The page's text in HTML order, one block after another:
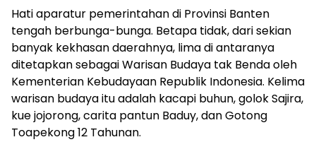
Hati aparatur pemerintahan di Provinsi Banten
tengah berbunga-bunga. Betapa tidak, dari sekian
banyak kekhasan daerahnya, lima di antaranya
ditetapkan sebagai Warisan Budaya tak Benda oleh
Kementerian Kebudayaan Republik Indonesia. Kelima
warisan budaya itu adalah kacapi buhun, golok Sajira,
kue jojorong, carita pantun Baduy, dan Gotong
Toapekong 12 Tahunan.